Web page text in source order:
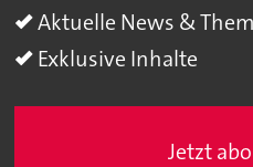
Aktuelle News &
Exklusive Inhalte
Jetzt